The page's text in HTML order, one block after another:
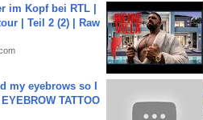
im Kopf bei RTL |
| Teil 2 (2) | Raw
my eyebrows so I
TATTOO